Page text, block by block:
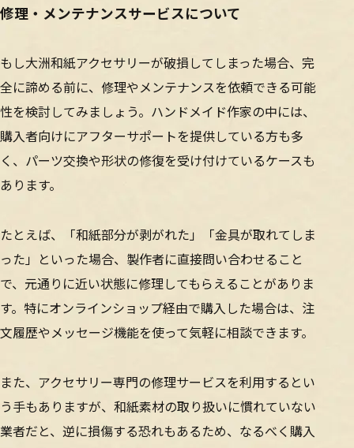
修理・メンテナンスサービスについて
もし大洲和紙アクセサリーが破損してしまった場合、完
全に諦める前に、修理やメンテナンスを依頼できる可能
性を検討してみましょう。ハンドメイド作家の中には、
購入者向けにアフターサポートを提供している方も多
く、パーツ交換や形状の修復を受け付けているケースも
あります。
たとえば、「和紙部分が剥がれた」「金具が取れてしま
った」といった場合、製作者に直接問い合わせること
で、元通りに近い状態に修理してもらえることがありま
す。特にオンラインショップ経由で購入した場合は、注
文履歴やメッセージ機能を使って気軽に相談できます。
また、アクセサリー専門の修理サービスを利用するとい
う手もありますが、和紙素材の取り扱いに慣れていない
業者だと、逆に損傷する恐れもあるため、なるべく購入